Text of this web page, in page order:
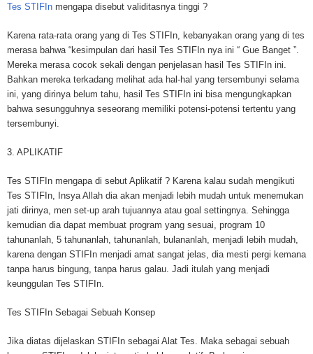
Tes STIFIn mengapa disebut validitasnya tinggi ?
Karena rata-rata orang yang di Tes STIFIn, kebanyakan orang yang di tes
merasa bahwa “kesimpulan dari hasil Tes STIFIn nya ini “ Gue Banget ”.
Mereka merasa cocok sekali dengan penjelasan hasil Tes STIFIn ini.
Bahkan mereka terkadang melihat ada hal-hal yang tersembunyi selama
ini, yang dirinya belum tahu, hasil Tes STIFIn ini bisa mengungkapkan
bahwa sesungguhnya seseorang memiliki potensi-potensi tertentu yang
tersembunyi.
3. APLIKATIF
Tes STIFIn mengapa di sebut Aplikatif ? Karena kalau sudah mengikuti
Tes STIFIn, Insya Allah dia akan menjadi lebih mudah untuk menemukan
jati dirinya, men set-up arah tujuannya atau goal settingnya. Sehingga
kemudian dia dapat membuat program yang sesuai, program 10
tahunanlah, 5 tahunanlah, tahunanlah, bulananlah, menjadi lebih mudah,
karena dengan STIFIn menjadi amat sangat jelas, dia mesti pergi kemana
tanpa harus bingung, tanpa harus galau. Jadi itulah yang menjadi
keunggulan Tes STIFIn.
Tes STIFIn Sebagai Sebuah Konsep
Jika diatas dijelaskan STIFIn sebagai Alat Tes. Maka sebagai sebuah